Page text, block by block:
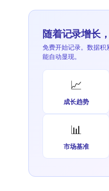
随着记录增长
免费开始记录。数据积
能自动显现。
📈
成长趋势
📊
市场基准